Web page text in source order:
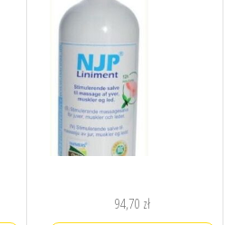
94,70 zł